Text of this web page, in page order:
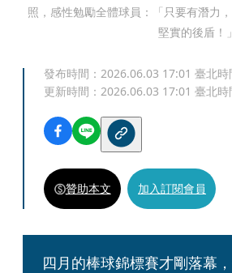
照，感性勉勵全體球員：「只要有潛力
堅實的後盾！」
發布時間： 2026.06.03 17:01 臺北時
更新時間： 2026.06.03 17:01 臺北時
贊助本文 加入訂閱會員
四月的棒球錦標賽才剛落幕